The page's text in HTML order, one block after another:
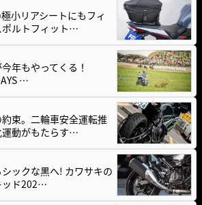
小リアシートにもフィ
ポルトフィット…
年もやってくる！
…
束。二輪車安全運転推
運動がもたらす…
ックな黒へ! カワサキの
ッド202…